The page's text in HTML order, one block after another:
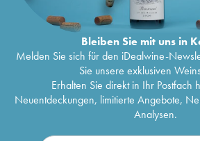
Bleiben Sie mit uns in
Melden Sie sich für den iDealwine-
Sie unsere exklusiven
Erhalten Sie direkt in Ihr Postfach
Neuentdeckungen, limitierte Angebote,
Analysen.